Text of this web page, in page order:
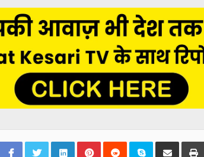
FacebookTwitterLinkedInPinterestReddit Skype Share via Email